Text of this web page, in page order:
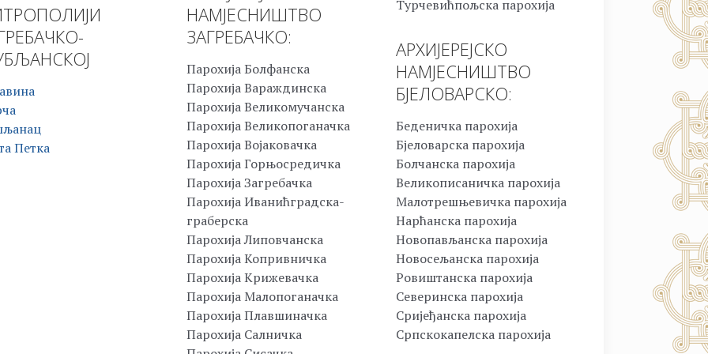
Петка
НАМЈЕСНИШТВО
ЗАГРЕБАЧКО:
Парохија Болфанска
Парохија Вараждинска
Парохија Великомучанска
Парохија Великопоганачка
Парохија Војаковачка
Парохија Горњосредичка
Парохија Загребачка
Парохија Иванићградска-
граберска
Парохија Липовчанска
Парохија Копривничка
Парохија Крижевачка
Парохија Малопоганачка
Парохија Плавшиначка
Парохија Салничка
Турчевићпољска парохија
АРХИЈЕРЕЈСКО
НАМЈЕСНИШТВО
БЈЕЛОВАРСКО:
Беденичка парохија
Бјеловарска парохија
Болчанска парохија
Великописаничка парохија
Малотрешњевичка парохија
Нарћанска парохија
Новопављанска парохија
Новосељанска парохија
Ровиштанска парохија
Северинска парохија
Сријеђанска парохија
Српскокапелска парохија